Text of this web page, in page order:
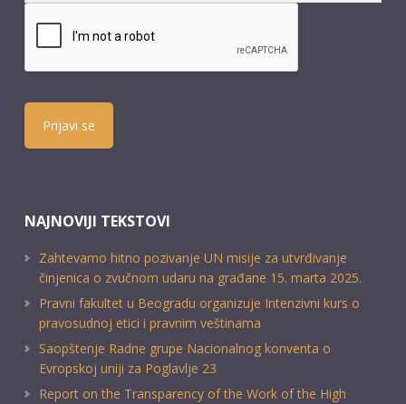
Prijavi se
NAJNOVIJI TEKSTOVI
Zahtevamo hitno pozivanje UN misije za utvrđivanje
činjenica o zvučnom udaru na građane 15. marta 2025.
Pravni fakultet u Beogradu organizuje Intenzivni kurs o
pravosudnoj etici i pravnim veštinama
Saopštenje Radne grupe Nacionalnog konventa o
Evropskoj uniji za Poglavlje 23
Report on the Transparency of the Work of the High